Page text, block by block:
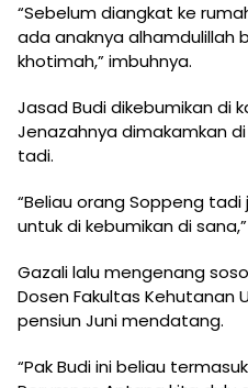
“Sebelum diangkat ke
ada anaknya alhamdulillah
khotimah,” imbuhnya.
Jasad Budi dikebumikan di
Jenazahnya dimakamkan
tadi.
“Beliau orang Soppeng tadi
untuk di kebumikan di
Gazali lalu mengenang
Dosen Fakultas Kehutanan
pensiun Juni mendatang.
“Pak Budi ini beliau